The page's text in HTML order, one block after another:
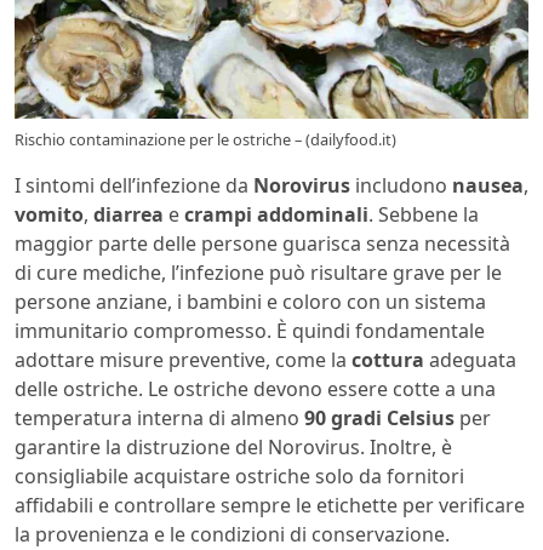
Rischio contaminazione per le ostriche – (dailyfood.it)
I sintomi dell’infezione da Norovirus includono nausea,
vomito, diarrea ecrampi addominali. Sebbene la
maggior parte delle persone guarisca senza necessità
di cure mediche, l’infezione può risultare grave per le
persone anziane, i bambini e coloro con un sistema
immunitario compromesso. È quindi fondamentale
adottare misure preventive, come la cottura adeguata
delle ostriche. Le ostriche devono essere cotte a una
temperatura interna di almeno 90 gradi Celsius per
garantire la distruzione del Norovirus. Inoltre, è
consigliabile acquistare ostriche solo da fornitori
affidabili e controllare sempre le etichette per verificare
la provenienza e le condizioni di conservazione.